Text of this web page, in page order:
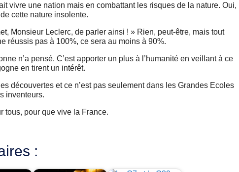
vivre une nation mais en combattant les risques de la nature. Oui,
cette nature insolente.
Monsieur Leclerc, de parler ainsi ! » Rien, peut-être, mais tout
réussis pas à 100%, ce sera au moins à 90%.
n’a pensé. C’est apporter un plus à l’humanité en veillant à ce
en tirent un intérêt.
découvertes et ce n’est pas seulement dans les Grandes Ecoles
inventeurs.
tous, pour que vive la France.
: